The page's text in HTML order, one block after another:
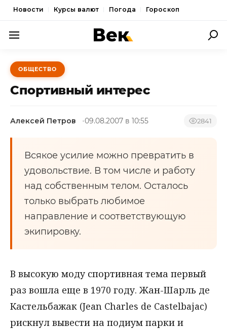
Новости Курсы валют Погода Гороскоп
ПОЛИТИКА
ЭКОНОМИКА
СПОРТ
КУЛЬТУРА
НОВОСТИ
ОБЩЕСТВО
Спортивный интерес
Алексей Петров 09.08.2007 в 10:55 2841
Всякое усилие можно превратить в
удовольствие. В том числе и работу
над собственным телом. Осталось
только выбрать любимое
направление и соответствующую
экипировку.
В высокую моду спортивная тема первый
раз вошла еще в 1970 году. Жан-Шарль де
Кастельбажак (Jean Charles de Castelbajac)
рискнул вывести на подиум парки и